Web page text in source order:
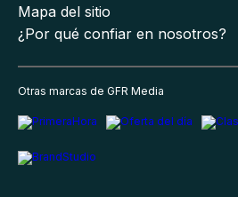
Mapa del sitio
¿Por qué confiar en nosotros?
Otras marcas de GFR Media